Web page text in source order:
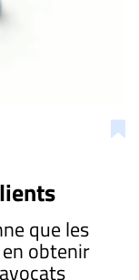
que les
obtenir